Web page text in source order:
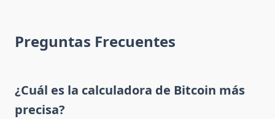
Preguntas Frecuentes
¿Cuál es la calculadora de Bitcoin más
precisa?